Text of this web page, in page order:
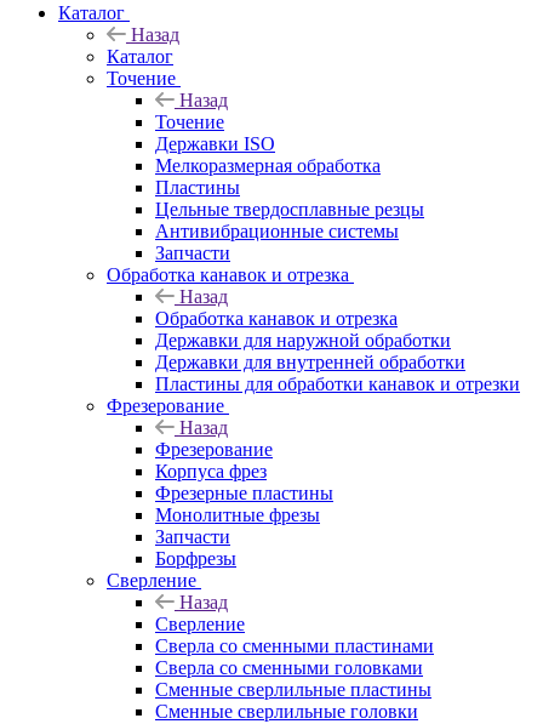
Каталог
Назад
Каталог
Точение
Назад
Точение
Державки ISO
Мелкоразмерная обработка
Пластины
Цельные твердосплавные резцы
Антивибрационные системы
Запчасти
Обработка канавок и отрезка
Назад
Обработка канавок и отрезка
Державки для наружной обработки
Державки для внутренней обработки
Пластины для обработки канавок и отрезки
Фрезерование
Назад
Фрезерование
Корпуса фрез
Фрезерные пластины
Монолитные фрезы
Запчасти
Борфрезы
Сверление
Назад
Сверление
Сверла со сменными пластинами
Сверла со сменными головками
Сменные сверлильные пластины
Сменные сверлильные головки